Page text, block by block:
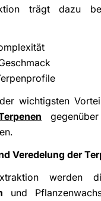
trägt dazu
wichtigsten
Veredelung der
werden
und